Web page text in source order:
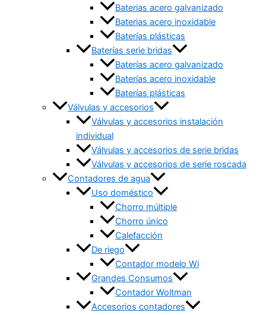
Baterias acero galvanizado
Baterias acero inoxidable
Baterías plásticas
Baterías serie bridas
Baterías acero galvanizado
Baterías acero inoxidable
Baterías plásticas
Válvulas y accesorios
Válvulas y accesorios instalación
individual
Válvulas y accesorios de serie bridas
Válvulas y accesorios de serie roscada
Contadores de agua
Uso doméstico
Chorro múltiple
Chorro único
Calefacción
De riego
Contador modelo Wi
Grandes Consumos
Contador Woltman
Accesorios contadores